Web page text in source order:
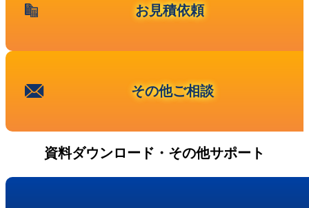
新卒採用
お見積依頼
その他ご相談
資料ダウンロード・その他サポート